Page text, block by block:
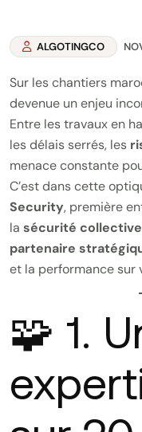
ALGOTINGCO
Sur les chantiers
devenue un enjeu
Entre les travaux en
les délais serrés, les
menace constante
C’est dans cette
Security, première
la sécurité
partenaire
et la performance sur
🧩 1.